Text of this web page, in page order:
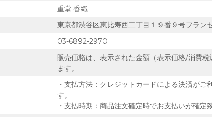
重堂 香織
東京都渋谷区恵比寿西二丁目１​９​番９​号フラン
03-6892-2970
販売価格は、表示された金額（表示価格/消費税
ます。
・支払方法：クレジットカードによる決済がご
す。
・支払時期：商品注文確定時でお支払いが確定